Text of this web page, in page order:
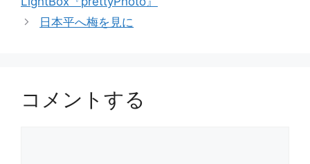
ー
日本平へ梅を見に
コメントする